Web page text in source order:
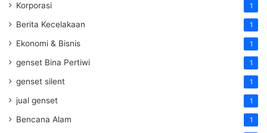
Korporasi 1
Berita Kecelakaan 1
Ekonomi & Bisnis 1
genset Bina Pertiwi 1
genset silent 1
jual genset 1
Bencana Alam 1